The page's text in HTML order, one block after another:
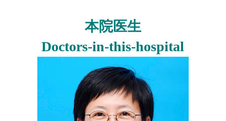
本院医生
Doctors-in-this-hospital